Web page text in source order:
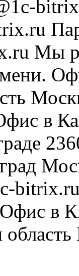
Мы
в
Офис в